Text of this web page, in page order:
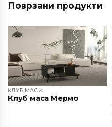
Поврзани продукти
КЛУБ МАСИ
Клуб маса Мермо